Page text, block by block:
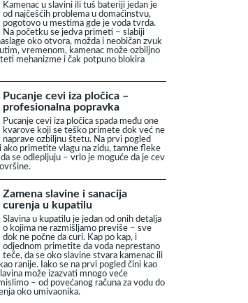
Kamenac u slavini ili tuš bateriji jedan je
od najčešćih problema u domaćinstvu,
pogotovo u mestima gde je voda tvrda.
Na početku se jedva primeti – slabiji
oko otvora, možda i neobičan zvuk
vremenom, kamenac može ozbiljno
mehanizme i čak potpuno blokira
Pucanje cevi iza pločica –
profesionalna popravka
Pucanje cevi iza pločica spada među one
kvarove koji se teško primete dok već ne
naprave ozbiljnu štetu. Na prvi pogled
ako primetite vlagu na zidu, tamne fleke
se odlepljuju – vrlo je moguće da je cev
Zamena slavine i sanacija
curenja u kupatilu
Slavina u kupatilu je jedan od onih detalja
o kojima ne razmišljamo previše – sve
dok ne počne da curi. Kap po kap, i
odjednom primetite da voda neprestano
teče, da se oko slavine stvara kamenac ili
ranije. Iako se na prvi pogled čini kao
može izazvati mnogo veće
– od povećanog računa za vodu do
oko umivaonika.